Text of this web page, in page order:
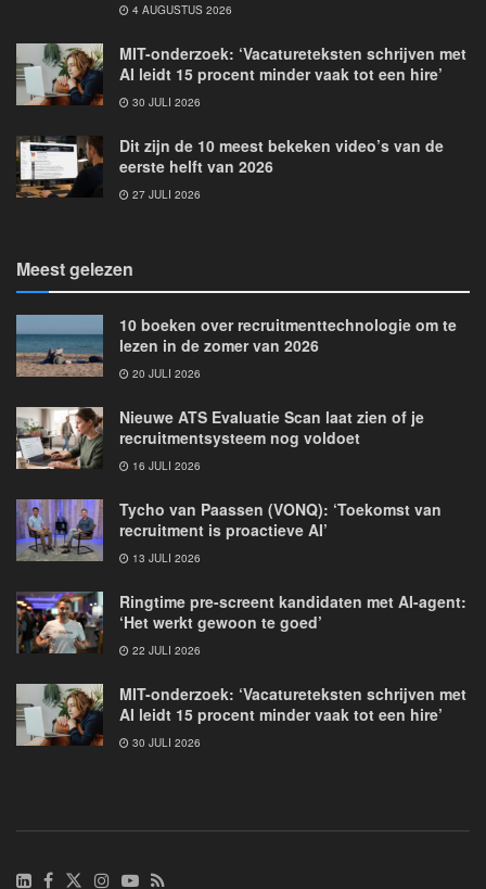
4 AUGUSTUS 2026
MIT-onderzoek: ‘Vacatureteksten schrijven met
AI leidt 15 procent minder vaak tot een hire’
30 JULI 2026
Dit zijn de 10 meest bekeken video’s van de
eerste helft van 2026
27 JULI 2026
Meest gelezen
10 boeken over recruitmenttechnologie om te
lezen in de zomer van 2026
20 JULI 2026
Nieuwe ATS Evaluatie Scan laat zien of je
recruitmentsysteem nog voldoet
16 JULI 2026
Tycho van Paassen (VONQ): ‘Toekomst van
recruitment is proactieve AI’
13 JULI 2026
Ringtime pre-screent kandidaten met AI-agent:
‘Het werkt gewoon te goed’
22 JULI 2026
MIT-onderzoek: ‘Vacatureteksten schrijven met
AI leidt 15 procent minder vaak tot een hire’
30 JULI 2026